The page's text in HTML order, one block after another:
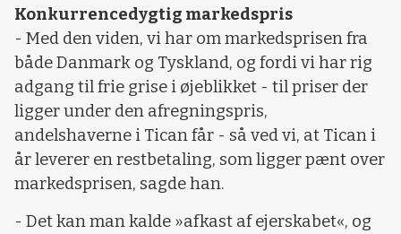
Konkurrencedygtig markedspris
- Med den viden, vi har om markedsprisen fra
både Danmark og Tyskland, og fordi vi har rig
adgang til frie grise i øjeblikket - til priser der
ligger under den afregningspris,
andelshaverne i Tican får - så ved vi, at Tican i
år leverer en restbetaling, som ligger pænt over
markedsprisen, sagde han.
- Det kan man kalde »afkast af ejerskabet«, og